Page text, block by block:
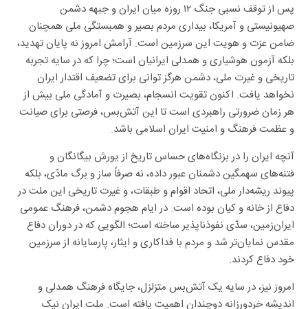
پس از توقف نسبی جنگ ۱۲ روزه میان ایران و جبهه دشمن
صهیونیستی و آمریکا، بیداری مردم بصیر و همبستگی ملی همچنان
ضامن عزت و هویت این سرزمین است. آرامش امروز نه پایان تهدید،
بلکه آزمون هوشیاری و همدلی ایرانیان است؛ چرا که در سایه تجربه
تاریخی و غیرت ملی، دشمن هرگز توانی برای تضعیف اقتدار ایران
نخواهد یافت. اکنون تقویت انسجام، بصیرت و آمادگی ملی بیش از
هر زمان ضرورتی راهبردی است تا این آتش‌بس، فرصتی برای صیانت
و عظمت فرهنگ و امنیت ایران اسلامی باشد.
آنچه ایران را در بزنگاه‌های حساس تاریخ از یورش بیگانگان و
فتنه‌های سهمگین دشمنان عبور داده، نه صرفاً ساز و برگ مادّی، بلکه
پیوند ریشه‌دار ملی، اتحاد اقوام و طبقات، و غیرت تاریخی این ملت در
دفاع از خانه و کیان بوده است. در ایام هجوم دشمن، فرهنگ عمومی
ایران‌زمین، سدّی نفوذناپذیر ساخته است؛ الگویی که در دوران دفاع
مقدس نمایان‌تر شد و مردم با فداکاری و ایثار، پارسایانه از سرزمین
خود دفاع کردند.
امروز نیز، در سایه یک آتش‌بس متزلزل، جایگاه فرهنگ همدلی و
اندیشه خردورزانه دوچندان اهمیت یافته است. ملت ایران نیک